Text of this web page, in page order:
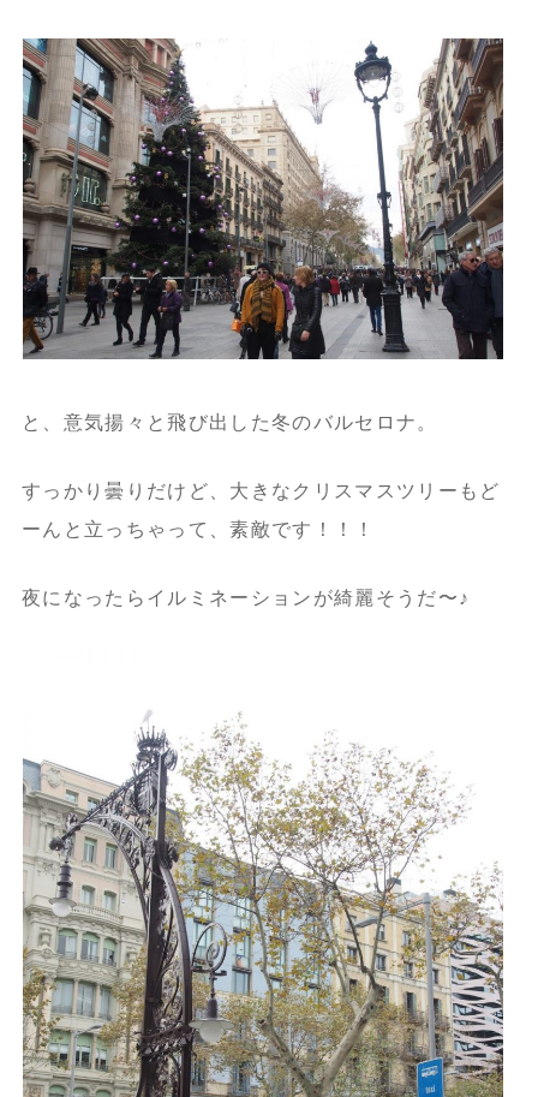
と、意気揚々と飛び出した冬のバルセロナ。
すっかり曇りだけど、大きなクリスマスツリーもど
ーんと立っちゃって、素敵です！！！
夜になったらイルミネーションが綺麗そうだ〜♪